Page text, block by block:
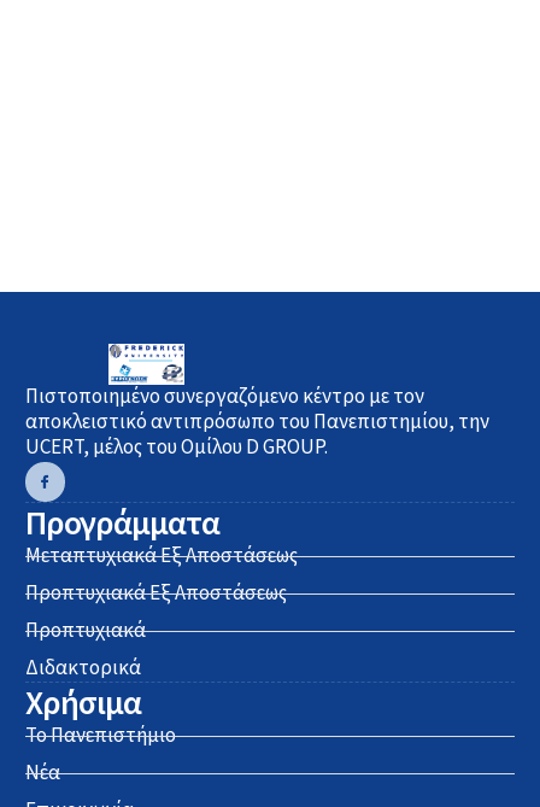
Πιστοποιημένο συνεργαζόμενο κέντρο με τον
αποκλειστικό αντιπρόσωπο του Πανεπιστημίου, την
UCERT, μέλος του Ομίλου D GROUP.
Προγράμματα
Μεταπτυχιακά Εξ Αποστάσεως
Προπτυχιακά Εξ Αποστάσεως
Προπτυχιακά
Διδακτορικά
Χρήσιμα
Το Πανεπιστήμιο
Νέα